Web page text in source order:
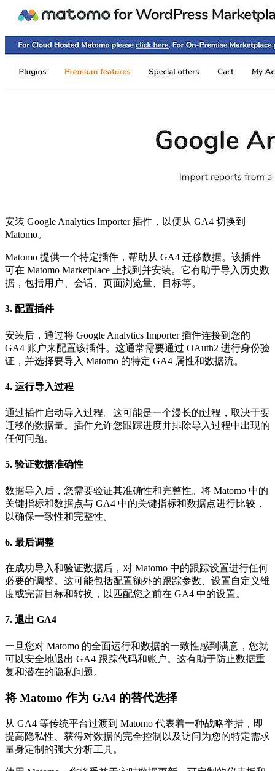
安装 Google Analytics Importer 插件，以便从 GA4 切换到
Matomo。
Matomo 提供一个特定插件，帮助从 GA4 迁移数据。该插件
可在 Matomo Marketplace 上找到并安装。它有助于导入历史数
据，包括用户、会话、页面浏览量、目标等。
3. 配置插件
安装后，通过将 Google Analytics Importer 插件连接到您的
GA4 账户来配置该插件。这通常需要通过 OAuth2 进行身份验
证，并选择要导入 Matomo 的特定 GA4 属性和数据流。
4. 运行导入过程
通过插件启动导入过程。这可能是一个漫长的过程，取决于要
迁移的数据量。插件允许您跟踪进度并排除导入过程中出现的
任何问题。
5. 验证数据准确性
数据导入后，您需要验证其准确性和完整性。将 Matomo 中的
关键指标和数据点与 GA4 中的关键指标和数据点进行比较，
以确保一致性和完整性。
6. 最后调整
在成功导入和验证数据后，对 Matomo 中的跟踪设置进行任何
必要的调整。这可能包括配置额外的跟踪参数、设置自定义维
度或完善目标和转换，以匹配您之前在 GA4 中的设置。
7. 退出 GA4
一旦您对 Matomo 的全面运行和数据的一致性感到满意，您就
可以安全地退出 GA4 跟踪代码和账户。这有助于防止数据重
复和潜在的隐私问题。
将 Matomo 作为 GA4 的替代选择
从 GA4 等传统平台过渡到 Matomo 代表着一种战略举措，即
提高隐私性、获得对数据的完全控制以及访问为您的特定需求
量身定制的强大分析工具。